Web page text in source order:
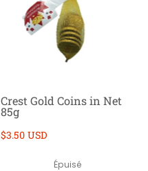
Crest Gold Coins in Net
85g
$3.50 USD
Épuisé